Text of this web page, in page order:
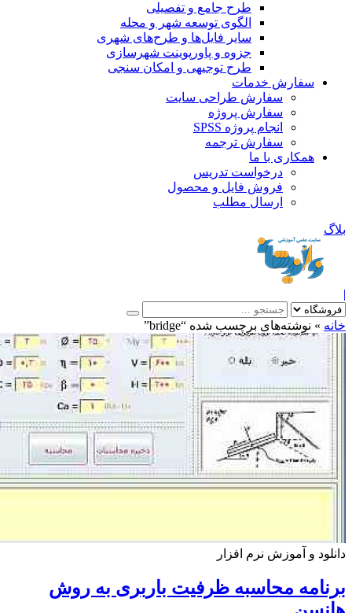
طرح جامع و تفصیلی
الگوی توسعه شهر و محله
سایر فایل‌ها و طرح‌های شهری
جزوه و پاورپوینت شهرسازی
طرح توجیهی و امکان سنجی
سفارش خدمات
سفارش طراحی سایت
سفارش پروژه
انجام پروژه SPSS
سفارش ترجمه
همکاری با ما
درخواست تدریس
فروش فایل و محصول
ارسال مطلب
»نوشته‌های برچسب شده “bridge”
و آموزش نرم افزار
محاسبه ظرفیت باربری به روش